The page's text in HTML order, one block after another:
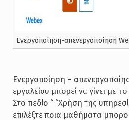
Ενεργοποίηση-απενεργοποίηση
Ενεργοποίηση –
εργαλείου μπορεί να γίνει με
Στο πεδίο “ “Χρήση της
επιλέξτε ποια μαθήματα